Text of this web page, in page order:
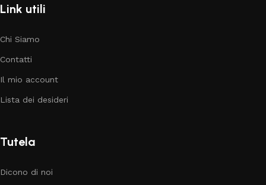
Link utili
Chi Siamo
Contatti
Il mio account
Lista dei desideri
Tutela
Dicono di noi